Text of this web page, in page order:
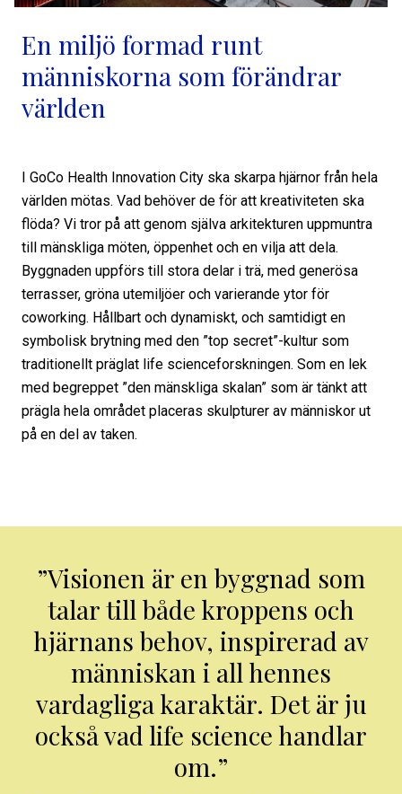
En miljö formad runt
människorna som förändrar
världen
I GoCo Health Innovation City ska skarpa hjärnor från hela
världen mötas. Vad behöver de för att kreativiteten ska
flöda? Vi tror på att genom själva arkitekturen uppmuntra
till mänskliga möten, öppenhet och en vilja att dela.
Byggnaden uppförs till stora delar i trä, med generösa
terrasser, gröna utemiljöer och varierande ytor för
coworking. Hållbart och dynamiskt, och samtidigt en
symbolisk brytning med den ”top secret”-kultur som
traditionellt präglat life scienceforskningen. Som en lek
med begreppet ”den mänskliga skalan” som är tänkt att
prägla hela området placeras skulpturer av människor ut
på en del av taken.
”Visionen är en byggnad som
talar till både kroppens och
hjärnans behov, inspirerad av
människan i all hennes
vardagliga karaktär. Det är ju
också vad life science handlar
om.”